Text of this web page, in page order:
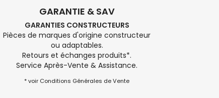
GARANTIE & SAV
GARANTIES CONSTRUCTEURS
Pièces de marques d'origine constructeur
ou adaptables.
Retours et échanges produits*.
Service Après-Vente & Assistance.
* voir Conditions Générales de Vente